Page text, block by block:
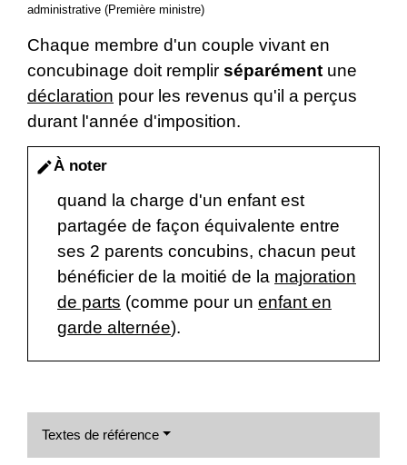
administrative (Première ministre)
Chaque membre d'un couple vivant en
concubinage doit remplir séparément une
déclaration pour les revenus qu'il a perçus
durant l'année d'imposition.
editÀ noter
quand la charge d'un enfant est
partagée de façon équivalente entre
ses 2 parents concubins, chacun peut
bénéficier de la moitié de la majoration
de parts (comme pour un enfant en
garde alternée).
Textes de référence